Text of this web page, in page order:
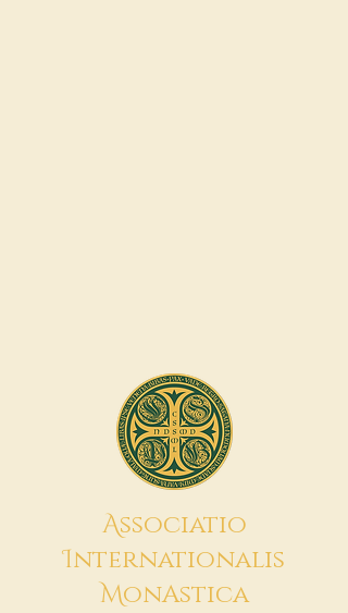
Associatio
Internationalis
MonAstica